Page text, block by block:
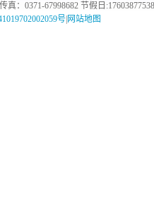
真：0371-67998682 节假日:17603877538
号 网站地图